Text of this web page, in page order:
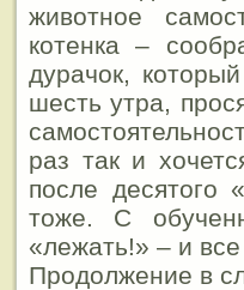
животное
котенка –
дурачок,
шесть утра,
раз так и
после десятого
тоже. С
«лежать!» – и
Продолжение в